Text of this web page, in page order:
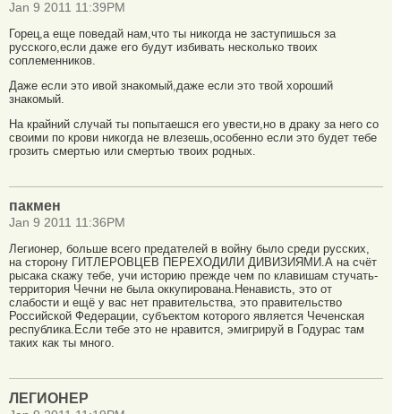
Jan 9 2011 11:39PM
Горец,а еще поведай нам,что ты никогда не заступишься за
русского,если даже его будут избивать несколько твоих
соплеменников.
Даже если это ивой знакомый,даже если это твой хороший
знакомый.
На крайний случай ты попытаешся его увести,но в драку за него со
своими по крови никогда не влезешь,особенно если это будет тебе
грозить смертью или смертью твоих родных.
пакмен
Jan 9 2011 11:36PM
Легионер, больше всего предателей в войну было среди русских,
на сторону ГИТЛЕРОВЦЕВ ПЕРЕХОДИЛИ ДИВИЗИЯМИ.А на счёт
рысака скажу тебе, учи историю прежде чем по клавишам стучать-
территория Чечни не была оккупирована.Ненависть, это от
слабости и ещё у вас нет правительства, это правительство
Российской Федерации, субъектом которого является Чеченская
республика.Если тебе это не нравится, эмигрируй в Годурас там
таких как ты много.
ЛЕГИОНЕР